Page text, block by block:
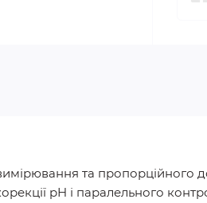
та пропорційного
pH і паралельного